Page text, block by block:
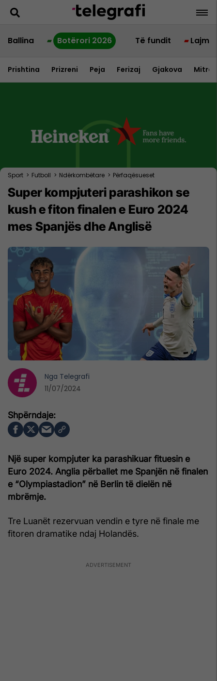
Ballina Botërori 2026 Të fundit Lajme
Prishtina Prizreni Peja Ferizaj Gjakova
Sport > Futboll > Ndërkombëtare > Përfaqësueset
Super kompjuteri parashikon se
kush e fiton finalen e Euro 2024
mes Spanjës dhe Anglisë
Një super kompjuter ka parashikuar fituesin e
Euro 2024. Anglia përballet me Spanjën në finalen
e “Olympiastadion” në Berlin të dielën në
mbrëmje.
Tre Luanët rezervuan vendin e tyre në finale me
fitoren dramatike ndaj Holandës.
Nga Telegrafi
11/07/2024